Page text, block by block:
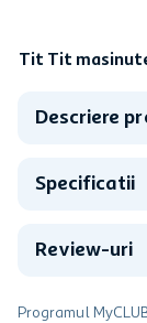
Tit Tit
Descriere
Specificatii
Review-uri
Programul